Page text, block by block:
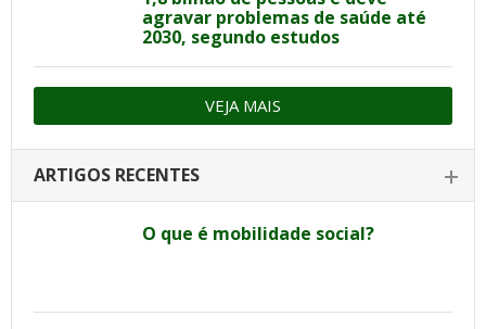
agravar problemas de saúde até
2030, segundo estudos
VEJA MAIS
ARTIGOS RECENTES
O que é mobilidade social?